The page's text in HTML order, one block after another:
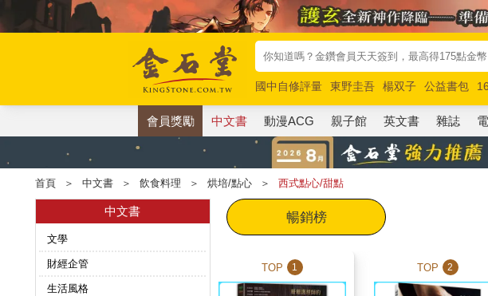
國中自修評量 東野圭吾 楊双子 公益書包
唯紅花綻放
奧德賽 路邊攤新作 馬斯克 玩
會員獎勵 中文書 動漫ACG 親子館 英文書 雜誌
首頁 ＞ 中文書 ＞ 飲食料理 ＞ 烘培/點心 ＞ 西式點心/甜點
中文書
文學
財經企管
生活風格
暢銷榜
TOP 1 TOP 2